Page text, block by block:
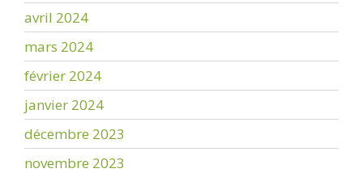
avril 2024
mars 2024
février 2024
janvier 2024
décembre 2023
novembre 2023